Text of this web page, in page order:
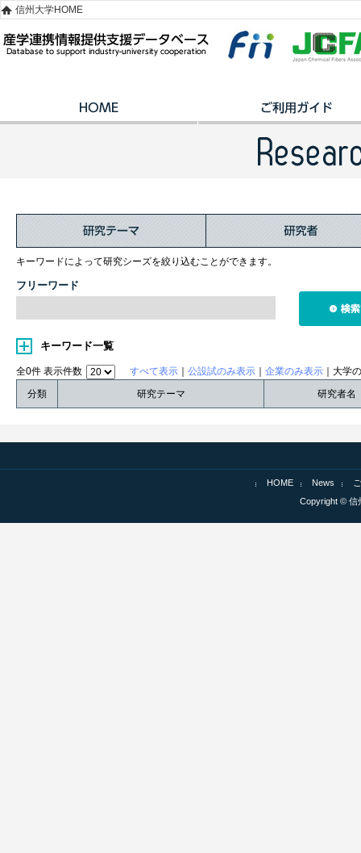
信州大学HOME
キーワードによって研究シーズを絞り込むことができます。
フリーワード
キーワード一覧
全0件 表示件数 すべて表示 公設試のみ表示 企業のみ表示 ｜大学
分類
研究テーマ 研究者名
HOME News
Copyright © 信